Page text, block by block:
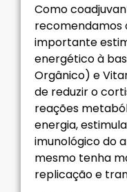
Como
recomendamos
importante
energético à
Orgânico) e
de reduzir o
reações
energia,
imunológico do
mesmo tenha
replicação e